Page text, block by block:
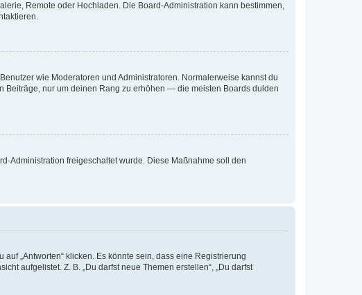
Remote oder Hochladen. Die Board-Administration kann bestimmen,
wie Moderatoren und Administratoren. Normalerweise kannst du
Beiträge, nur um deinen Rang zu erhöhen — die meisten Boards dulden
Administration freigeschaltet wurde. Diese Maßnahme soll den
„Antworten“ klicken. Es könnte sein, dass eine Registrierung
aufgelistet. Z. B. „Du darfst neue Themen erstellen“, „Du darfst